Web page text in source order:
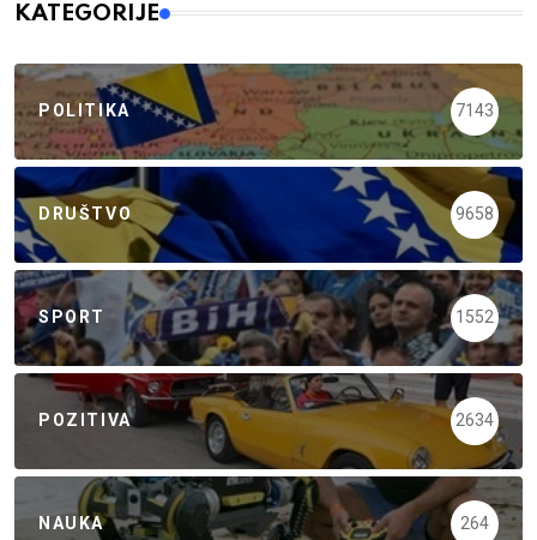
KATEGORIJE
POLITIKA 7143
DRUŠTVO 9658
SPORT 1552
POZITIVA 2634
NAUKA 264